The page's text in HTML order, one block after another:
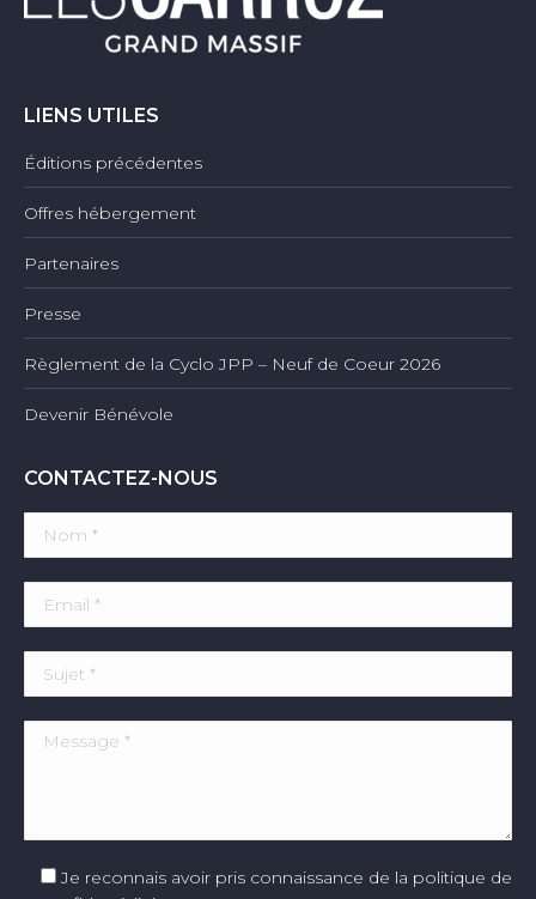
LIENS UTILES
Éditions précédentes
Offres hébergement
Partenaires
Presse
Règlement de la Cyclo JPP – Neuf de Coeur 2026
Devenir Bénévole
CONTACTEZ-NOUS
Je reconnais avoir pris connaissance de la politique de